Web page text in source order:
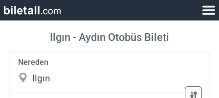
Ilgın - Aydın Otobüs Bileti
Nereden